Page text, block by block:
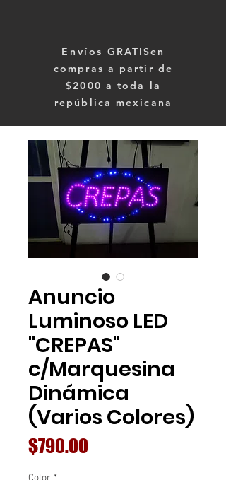
Envíos GRATISen
compras a partir de
$2000 a toda la
república mexicana
Anuncio
Luminoso LED
"CREPAS"
c/Marquesina
Dinámica
(Varios Colores)
$790.00